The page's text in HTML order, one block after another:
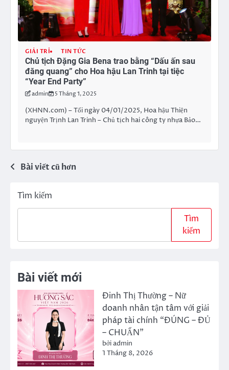
GIẢI TRÍ TIN TỨC
Chủ tịch Đặng Gia Bena trao bằng “Dấu ấn sau
đăng quang” cho Hoa hậu Lan Trinh tại tiệc
“Year End Party”
admin 5 Tháng 1, 2025
(XHNN.com) – Tối ngày 04/01/2025, Hoa hậu Thiện
nguyện Trịnh Lan Trinh – Chủ tịch hai công ty nhựa Bảo…
Điều
bài
Bài viết cũ hơn
Tìm kiếm
Tìm
kiếm
Bài viết mới
Đinh Thị Thường – Nữ
doanh nhân tận tâm với giải
pháp tài chính “ĐÚNG – ĐỦ
– CHUẨN”
bởi admin
1 Tháng 8, 2026